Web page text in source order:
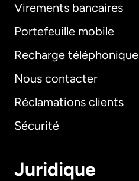
Virements bancaires
Portefeuille mobile
Recharge téléphonique
Nous contacter
Réclamations clients
Sécurité
Juridique